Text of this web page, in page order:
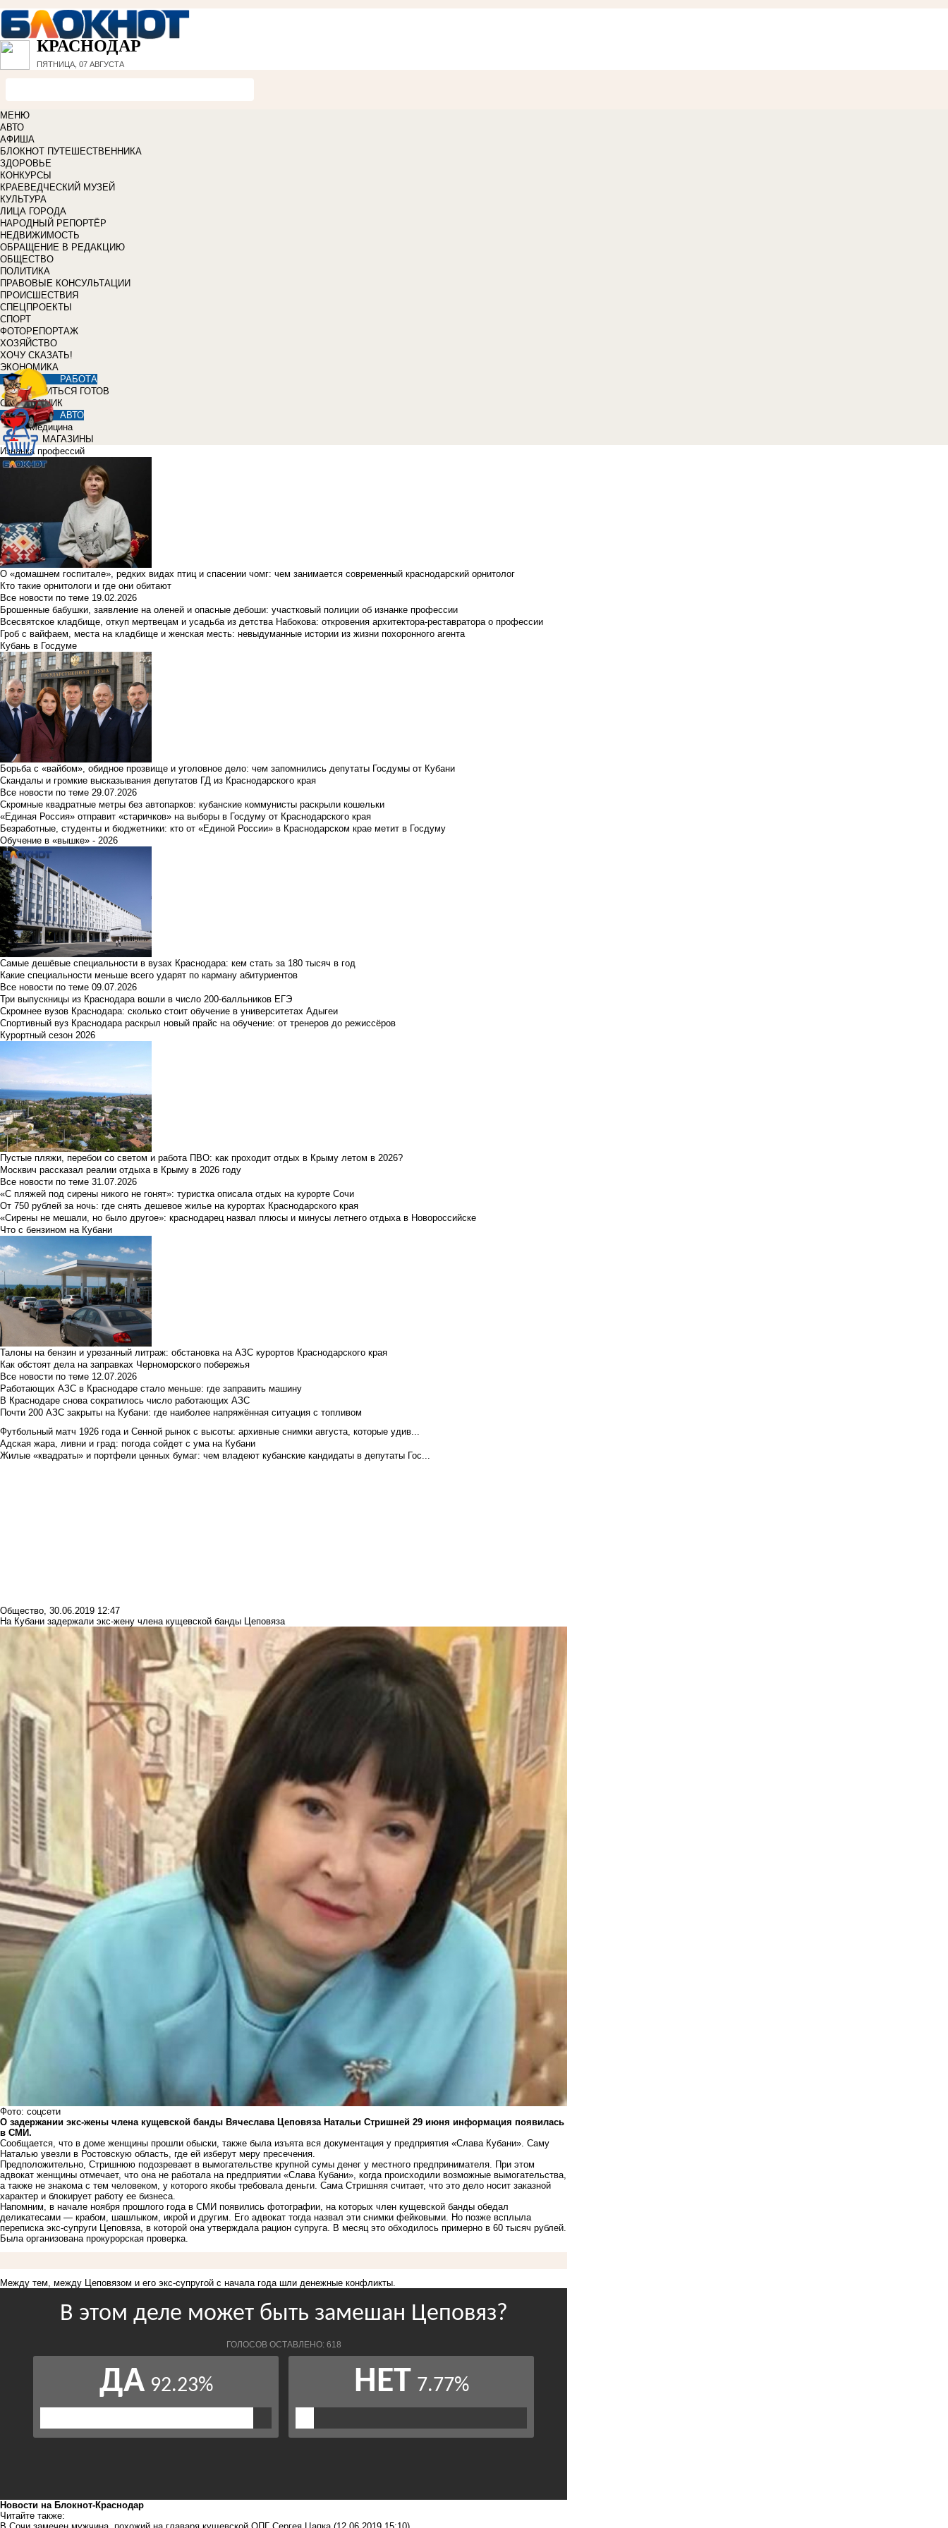
КРАСНОДАР
ПЯТНИЦА, 07 АВГУСТА
МЕНЮ
АВТО
АФИША
БЛОКНОТ ПУТЕШЕСТВЕННИКА
ЗДОРОВЬЕ
КОНКУРСЫ
КРАЕВЕДЧЕСКИЙ МУЗЕЙ
КУЛЬТУРА
ЛИЦА ГОРОДА
НАРОДНЫЙ РЕПОРТЁР
НЕДВИЖИМОСТЬ
ОБРАЩЕНИЕ В РЕДАКЦИЮ
ОБЩЕСТВО
ПОЛИТИКА
ПРАВОВЫЕ КОНСУЛЬТАЦИИ
ПРОИСШЕСТВИЯ
СПЕЦПРОЕКТЫ
СПОРТ
ФОТОРЕПОРТАЖ
ХОЗЯЙСТВО
ХОЧУ СКАЗАТЬ!
ЭКОНОМИКА
РАБОТА
УЧИТЬСЯ ГОТОВ
СПРАВОЧНИК
АВТО
Медицина
МАГАЗИНЫ
Изнанка профессий
О «домашнем госпитале», редких видах птиц и спасении чомг: чем занимается современный краснодарский орнитолог
Кто такие орнитологи и где они обитают
Все новости по теме 19.02.2026
Брошенные бабушки, заявление на оленей и опасные дебоши: участковый полиции об изнанке профессии
Всесвятское кладбище, откуп мертвецам и усадьба из детства Набокова: откровения архитектора-реставратора о профессии
Гроб с вайфаем, места на кладбище и женская месть: невыдуманные истории из жизни похоронного агента
Кубань в Госдуме
Борьба с «вайбом», обидное прозвище и уголовное дело: чем запомнились депутаты Госдумы от Кубани
Скандалы и громкие высказывания депутатов ГД из Краснодарского края
Все новости по теме 29.07.2026
Скромные квадратные метры без автопарков: кубанские коммунисты раскрыли кошельки
«Единая Россия» отправит «старичков» на выборы в Госдуму от Краснодарского края
Безработные, студенты и бюджетники: кто от «Единой России» в Краснодарском крае метит в Госдуму
Обучение в «вышке» - 2026
Самые дешёвые специальности в вузах Краснодара: кем стать за 180 тысяч в год
Какие специальности меньше всего ударят по карману абитуриентов
Все новости по теме 09.07.2026
Три выпускницы из Краснодара вошли в число 200-балльников ЕГЭ
Скромнее вузов Краснодара: сколько стоит обучение в университетах Адыгеи
Спортивный вуз Краснодара раскрыл новый прайс на обучение: от тренеров до режиссёров
Курортный сезон 2026
Пустые пляжи, перебои со светом и работа ПВО: как проходит отдых в Крыму летом в 2026?
Москвич рассказал реалии отдыха в Крыму в 2026 году
Все новости по теме 31.07.2026
«С пляжей под сирены никого не гонят»: туристка описала отдых на курорте Сочи
От 750 рублей за ночь: где снять дешевое жилье на курортах Краснодарского края
«Сирены не мешали, но было другое»: краснодарец назвал плюсы и минусы летнего отдыха в Новороссийске
Что с бензином на Кубани
Талоны на бензин и урезанный литраж: обстановка на АЗС курортов Краснодарского края
Как обстоят дела на заправках Черноморского побережья
Все новости по теме 12.07.2026
Работающих АЗС в Краснодаре стало меньше: где заправить машину
В Краснодаре снова сократилось число работающих АЗС
Почти 200 АЗС закрыты на Кубани: где наиболее напряжённая ситуация с топливом
Футбольный матч 1926 года и Сенной рынок с высоты: архивные снимки августа, которые удив...
Адская жара, ливни и град: погода сойдет с ума на Кубани
Жилые «квадраты» и портфели ценных бумаг: чем владеют кубанские кандидаты в депутаты Гос...
Общество, 30.06.2019 12:47
На Кубани задержали экс-жену члена кущевской банды Цеповяза
Фото: соцсети
О задержании экс-жены члена кущевской банды Вячеслава Цеповяза Натальи Стришней 29 июня информация появилась
в СМИ.
Сообщается, что в доме женщины прошли обыски, также была изъята вся документация у предприятия «Слава Кубани». Саму
Наталью увезли в Ростовскую область, где ей изберут меру пресечения.
Предположительно, Стришнюю подозревает в вымогательстве крупной сумы денег у местного предпринимателя. При этом
адвокат женщины отмечает, что она не работала на предприятии «Слава Кубани», когда происходили возможные вымогательства,
а также не знакома с тем человеком, у которого якобы требовала деньги. Сама Стришняя считает, что это дело носит заказной
характер и блокирует работу ее бизнеса.
Напомним, в начале ноября прошлого года в СМИ появились фотографии , на которых член кущевской банды обедал
деликатесами — крабом, шашлыком, икрой и другим. Его адвокат тогда назвал эти снимки фейковыми . Но позже всплыла
переписка экс-супруги Цеповяза , в которой она утверждала рацион супруга. В месяц это обходилось примерно в 60 тысяч рублей.
Была организована прокурорская проверка.
Между тем, между Цеповязом и его экс-супругой с начала года шли денежные конфликты.
Новости на Блoкнoт-Краснодар
Читайте также: